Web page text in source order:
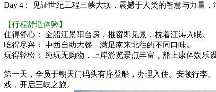
Day 4： 见证世纪工程三峡大坝，震撼于人类的智慧与力量，
【行程舒适体验】
住得舒心： 全船江景阳台房，推窗即见景，枕着江涛入眠。
吃得尽兴： 中西自助大餐，满足南来北往的不同口味。
玩得轻松： 纯玩无购物，上岸游览景点丰富，船上康体娱乐
第一天，全员于朝天门码头有序登船，办理入住、安顿行李
戏，开启三峡之旅。